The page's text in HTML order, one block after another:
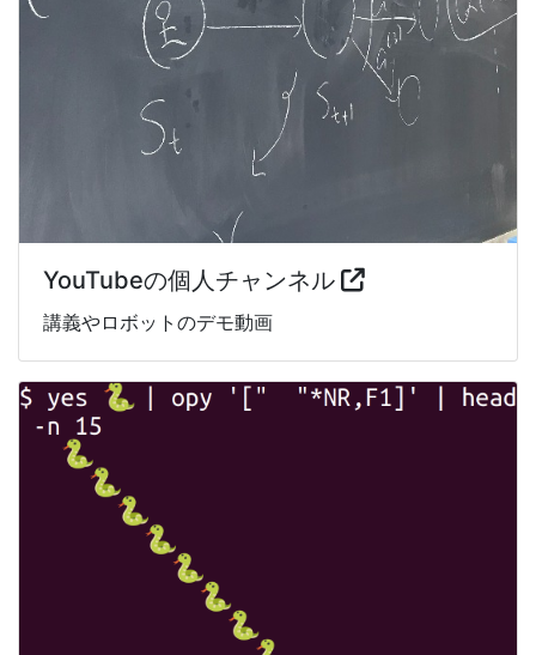
YouTubeの個人チャンネル
講義やロボットのデモ動画